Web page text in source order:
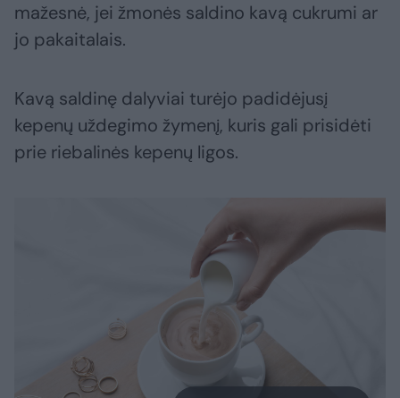
mažesnė, jei žmonės saldino kavą cukrumi ar
jo pakaitalais.
Kavą saldinę dalyviai turėjo padidėjusį
kepenų uždegimo žymenį, kuris gali prisidėti
prie riebalinės kepenų ligos.